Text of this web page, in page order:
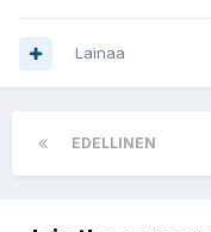
Lainaa
EDELLINEN